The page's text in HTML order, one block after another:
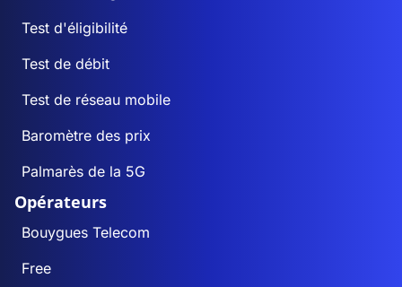
Test d'éligibilité
Test de débit
Test de réseau mobile
Baromètre des prix
Palmarès de la 5G
Opérateurs
Bouygues Telecom
Free